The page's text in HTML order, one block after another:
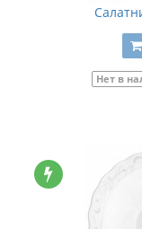
Нет в